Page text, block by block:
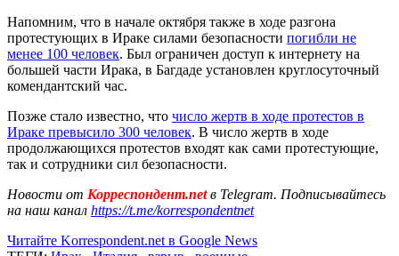
Напомним, что в начале октября также в ходе разгона
протестующих в Ираке силами безопасности погибли не
менее 100 человек. Был ограничен доступ к интернету на
большей части Ирака, в Багдаде установлен круглосуточный
комендантский час.
Позже стало известно, что число жертв в ходе протестов в
Ираке превысило 300 человек. В число жертв в ходе
продолжающихся протестов входят как сами протестующие,
так и сотрудники сил безопасности.
Новости от Корреспондент.netв Telegram. Подписывайтесь
на наш канал https://t.me/korrespondentnet
Читайте Korrespondent.net в Google News